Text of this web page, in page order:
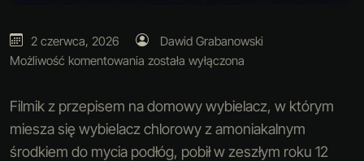
2 czerwca, 2026
Dawid Grabanowski
Możliwość komentowania została wyłączona
Filmik z przepisem na domowy wybielacz, w którym
miesza się wybielacz chlorowy z amoniakalnym
środkiem do mycia podłóg, pobił w zeszłym roku 12